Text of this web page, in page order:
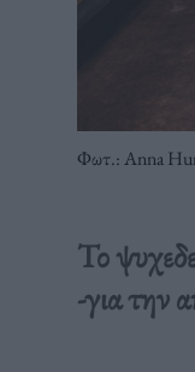
Φωτ.: Αnna
Το
-για την